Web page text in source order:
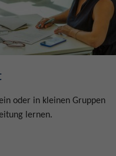
oder in kleinen Gruppen
lernen.